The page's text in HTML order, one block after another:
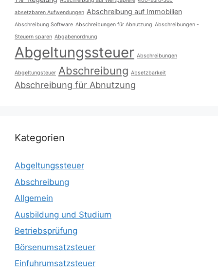
absetzbaren Aufwendungen Abschreibung auf Immobilien
Abschreibung Software Abschreibungen für Abnutzung Abschreibungen -
Steuern sparen Abgabenordnung
Abgeltungssteuer Abschreibungen
Abgeltungsteuer Abschreibung Absetzbarkeit
Abschreibung für Abnutzung
Kategorien
Abgeltungssteuer
Abschreibung
Allgemein
Ausbildung und Studium
Betriebsprüfung
Börsenumsatzsteuer
Einfuhrumsatzsteuer